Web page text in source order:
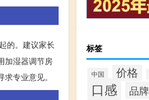
的。建议家长
加湿器调节房
专业意见。
标签
中国 价格
口感 品牌